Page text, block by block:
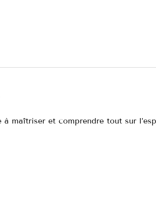
maîtriser et comprendre tout sur